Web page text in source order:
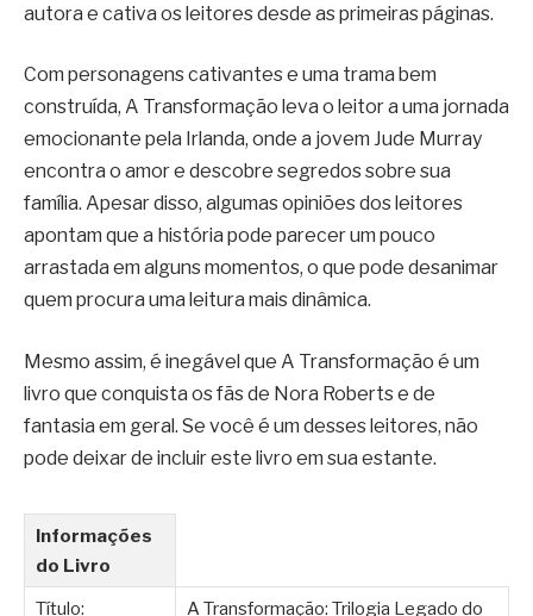
autora e cativa os leitores desde as primeiras páginas.
Com personagens cativantes e uma trama bem
construída, A Transformação leva o leitor a uma jornada
emocionante pela Irlanda, onde a jovem Jude Murray
encontra o amor e descobre segredos sobre sua
família. Apesar disso, algumas opiniões dos leitores
apontam que a história pode parecer um pouco
arrastada em alguns momentos, o que pode desanimar
quem procura uma leitura mais dinâmica.
Mesmo assim, é inegável que A Transformação é um
livro que conquista os fãs de Nora Roberts e de
fantasia em geral. Se você é um desses leitores, não
pode deixar de incluir este livro em sua estante.
Informações
do Livro
Título:
A Transformação: Trilogia Legado do